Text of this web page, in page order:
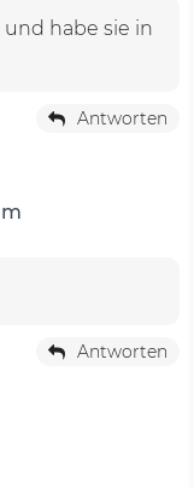
habe sie in
Antworten
Antworten